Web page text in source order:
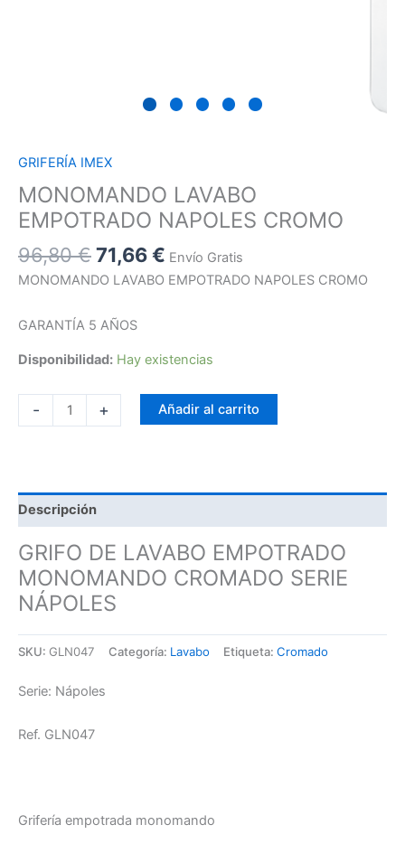
GRIFERÍA IMEX
MONOMANDO LAVABO
EMPOTRADO NAPOLES CROMO
96,80€71,66€ Envío Gratis
MONOMANDO LAVABO EMPOTRADO NAPOLES CROMO
GARANTÍA 5 AÑOS
Disponibilidad: Hay existencias
- + Añadir al carrito
Descripción
GRIFO DE LAVABO EMPOTRADO
MONOMANDO CROMADO SERIE
NÁPOLES
SKU: GLN047 Categoría: Lavabo Etiqueta: Cromado
Serie: Nápoles
Ref. GLN047
Grifería empotrada monomando